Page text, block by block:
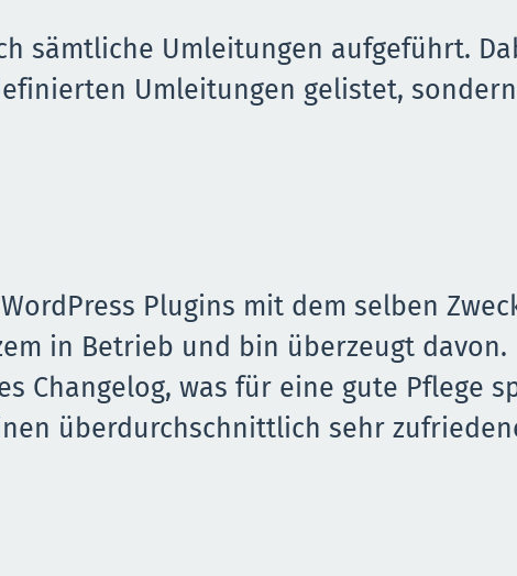
sämtliche Umleitungen aufgeführt.
Umleitungen gelistet,
Plugins mit dem selben
in Betrieb und bin überzeugt davon.
Changelog, was für eine gute Pflege
überdurchschnittlich sehr